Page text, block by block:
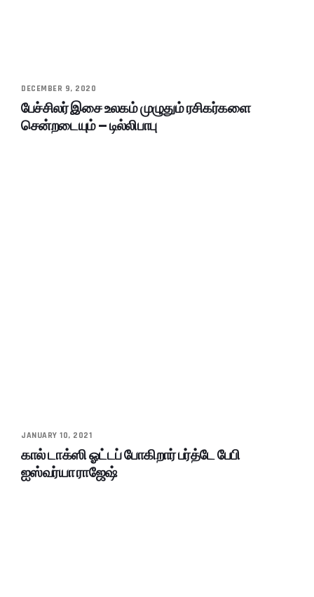
DECEMBER 9, 2020
பேச்சிலர் இசை உலகம் முழுதும் ரசிகர்களை
சென்றடையும் – டில்லிபாபு
JANUARY 10, 2021
கால் டாக்ஸி ஓட்டப் போகிறார் பர்த்டே பேபி
ஐஸ்வர்யா ராஜேஷ்